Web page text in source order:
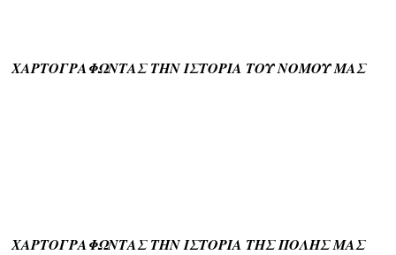
ΧΑΡΤΟΓΡΑΦΩΝΤΑΣ ΤΗΝ ΙΣΤΟΡΙΑ ΤΟΥ ΝΟΜΟΥ ΜΑΣ
ΧΑΡΤΟΓΡΑΦΩΝΤΑΣ ΤΗΝ ΙΣΤΟΡΙΑ ΤΗΣ ΠΟΛΗΣ ΜΑΣ